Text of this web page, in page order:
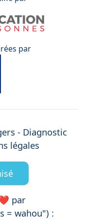
par
- Diagnostic
légales
❤️ par
= wahou") :